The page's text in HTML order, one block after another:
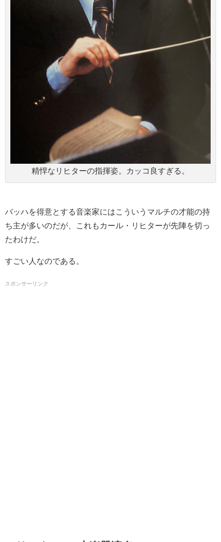
精悍なリヒターの指揮姿。カッコ良すぎる。
バッハを得意とする音楽家にはこういうマルチの才能の持
ち主が多いのだが、これもカール・リヒターが先陣を切っ
たわけだ。
すごい人なのである。
スポンサーリンク